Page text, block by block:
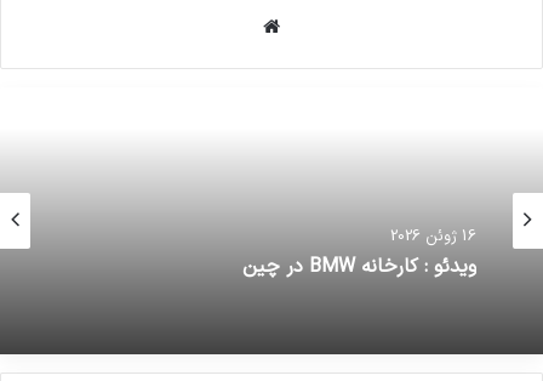
16 ژوئن 2026
ویدئو : کارخانه BMW در چین